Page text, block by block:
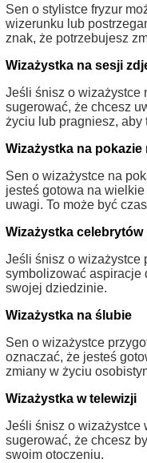
Sen o stylistce fryzur
wizerunku lub
znak, że potrzebujesz
Wizażystka na sesji
Jeśli śnisz o wizażystce
sugerować, że chcesz
życiu lub pragniesz, aby
Wizażystka na pokazie
Sen o wizażystce na
jesteś gotowa na
uwagi. To może być
Wizażystka celebrytów
Jeśli śnisz o wizażystce
symbolizować aspiracje
swojej dziedzinie.
Wizażystka na ślubie
Sen o wizażystce
oznaczać, że jesteś
zmiany w życiu
Wizażystka w telewizji
Jeśli śnisz o wizażystce
sugerować, że chcesz
swoim otoczeniu.